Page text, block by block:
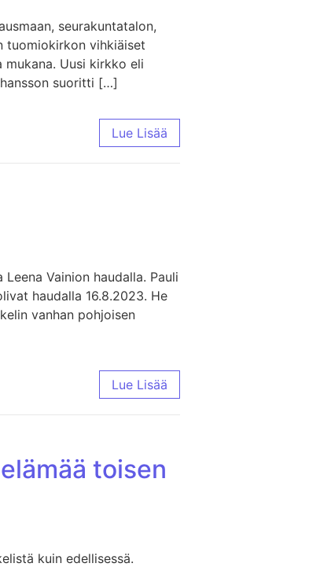
seurakuntatalon,
tuomiokirkon vihkiäiset
Uusi kirkko eli
suoritti […]
Lue Lisää
Vainion haudalla. Pauli
haudalla 16.8.2023. He
vanhan pohjoisen
Lue Lisää
toisen
kuin edellisessä.